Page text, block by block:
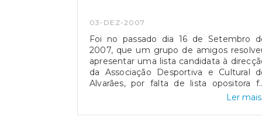
03-DEZ-2007
Foi no passado dia 16 de Setembro de
2007, que um grupo de amigos
apresentar uma lista candidata à direcção
da Associação Desportiva e Cultural
Alvarães, por falta de lista opositora foi
eleita por unanimidade, tendo a seguinte
Barbosa Ramos Pimenta Secretário:
Ler